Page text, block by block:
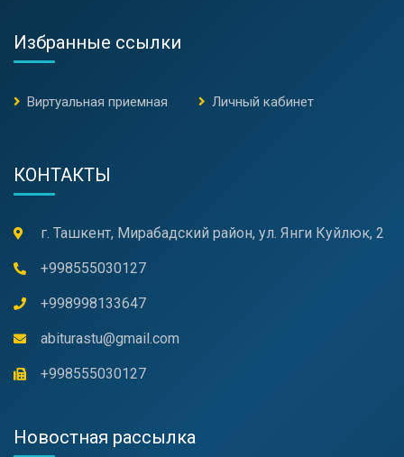
Избранные ссылки
Виртуальная приемная Личный кабинет
КОНТАКТЫ
г. Ташкент, Мирабадский район, ул. Янги Куйлюк, 2
+998555030127
+998998133647
abiturastu@gmail.com
+998555030127
Новостная рассылка